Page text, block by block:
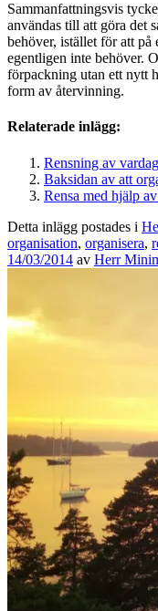
Sammanfattningsvis
användas till att göra det
behöver, istället för att på
egentligen inte behöver.
förpackning utan ett nytt
form av återvinning.
Relaterade inlägg:
Rensning av
Baksidan av att
Rensa med hjälp
Detta inlägg postades i
organisation, organisera,
14/03/2014 av Herr